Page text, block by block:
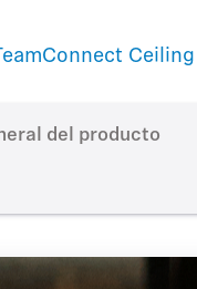
Ceiling
Ceiling
del producto